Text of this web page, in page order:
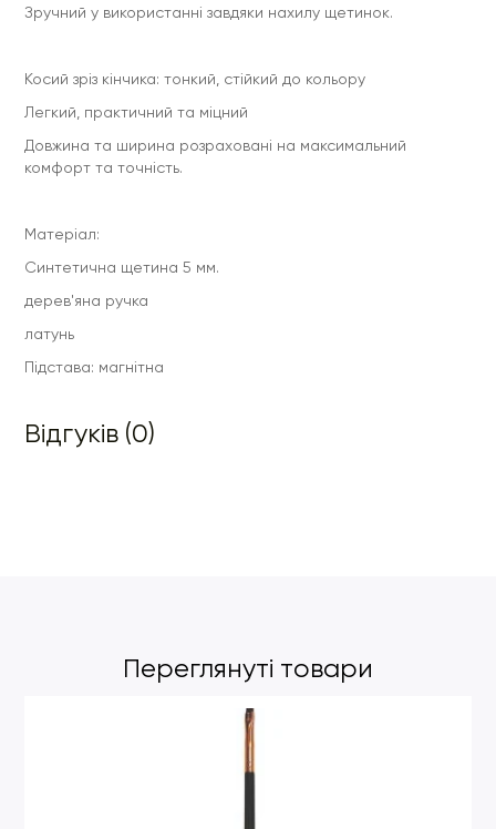
Зручний у використанні завдяки нахилу щетинок.
Косий зріз кінчика: тонкий, стійкий до кольору
Легкий, практичний та міцний
Довжина та ширина розраховані на максимальний
комфорт та точність.
Матеріал:
Синтетична щетина 5 мм.
дерев'яна ручка
латунь
Підстава: магнітна
Відгуків (0)
Переглянуті товари